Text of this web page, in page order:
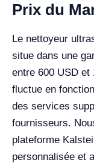
Prix du
Le nettoyeur
situe dans une
entre 600 USD et
fluctue en
des services
fournisseurs.
plateforme
personnalisée et